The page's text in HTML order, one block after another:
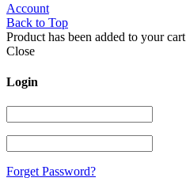
Account
Back to Top
Product has been added to your cart
Close
Login
Forget Password?